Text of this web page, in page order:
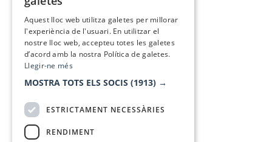
Aquest lloc web utilitza galetes per millorar
l'experiència de l'usuari. En utilitzar el
nostre lloc web, accepteu totes les galetes
d’acord amb la nostra Política de galetes.
Llegir-ne més
MOSTRA TOTS ELS SOCIS (1913) →
ESTRICTAMENT NECESSÀRIES
RENDIMENT